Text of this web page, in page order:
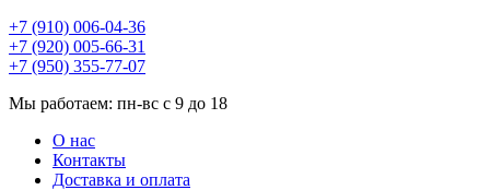
+7 (910) 006-04-36
+7 (920) 005-66-31
+7 (950) 355-77-07
Мы работаем: пн-вс с 9 до 18
О нас
Контакты
Доставка и оплата